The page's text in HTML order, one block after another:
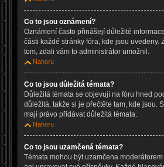
Co to jsou oznámení?
Oznámení často přinášejí důležité
části každé stránky fóra, kde jsou
tom, zdali vám to administrátor umožnil.
Nahoru
Co to jsou důležitá témata?
Důležitá témata se objevují na fóru hned
důležitá, takže si je přečtěte tam, kde jsou.
mají právo přidávat důležitá témata.
Nahoru
Co to jsou uzamčená témata?
Témata mohou být uzamčena